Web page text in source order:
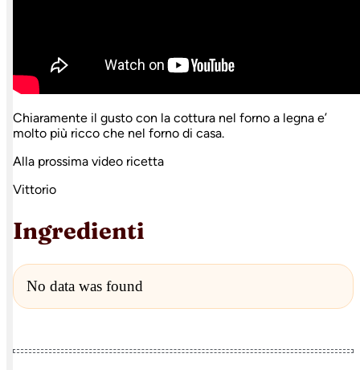
Chiaramente il gusto con la cottura nel forno a legna e’
molto più ricco che nel forno di casa.
Alla prossima video ricetta
Vittorio
Ingredienti
No data was found